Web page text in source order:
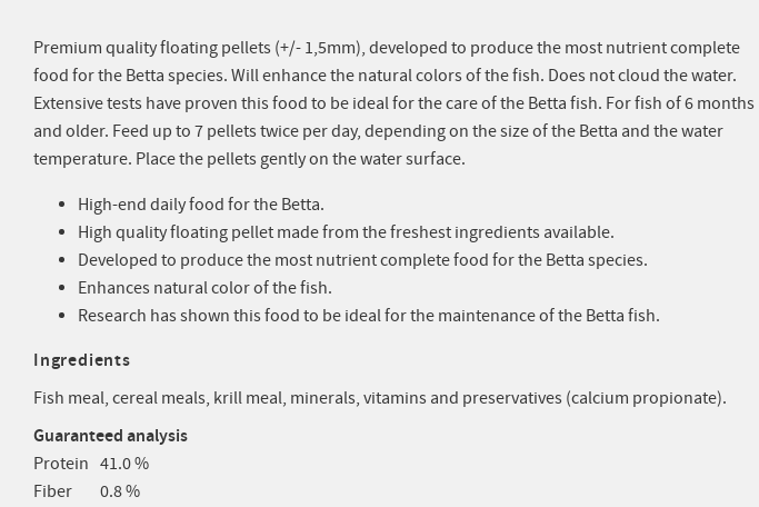
Premium quality floating pellets (+/- 1,5mm), developed to produce the most nutrient complete
food for the Betta species. Will enhance the natural colors of the fish. Does not cloud the water.
Extensive tests have proven this food to be ideal for the care of the Betta fish. For fish of 6 months
and older. Feed up to 7 pellets twice per day, depending on the size of the Betta and the water
temperature. Place the pellets gently on the water surface.
High-end daily food for the Betta.
High quality floating pellet made from the freshest ingredients available.
Developed to produce the most nutrient complete food for the Betta species.
Enhances natural color of the fish.
Research has shown this food to be ideal for the maintenance of the Betta fish.
Ingredients
Fish meal, cereal meals, krill meal, minerals, vitamins and preservatives (calcium propionate).
Guaranteed analysis
Protein 41.0 %
Fiber
0.8 %